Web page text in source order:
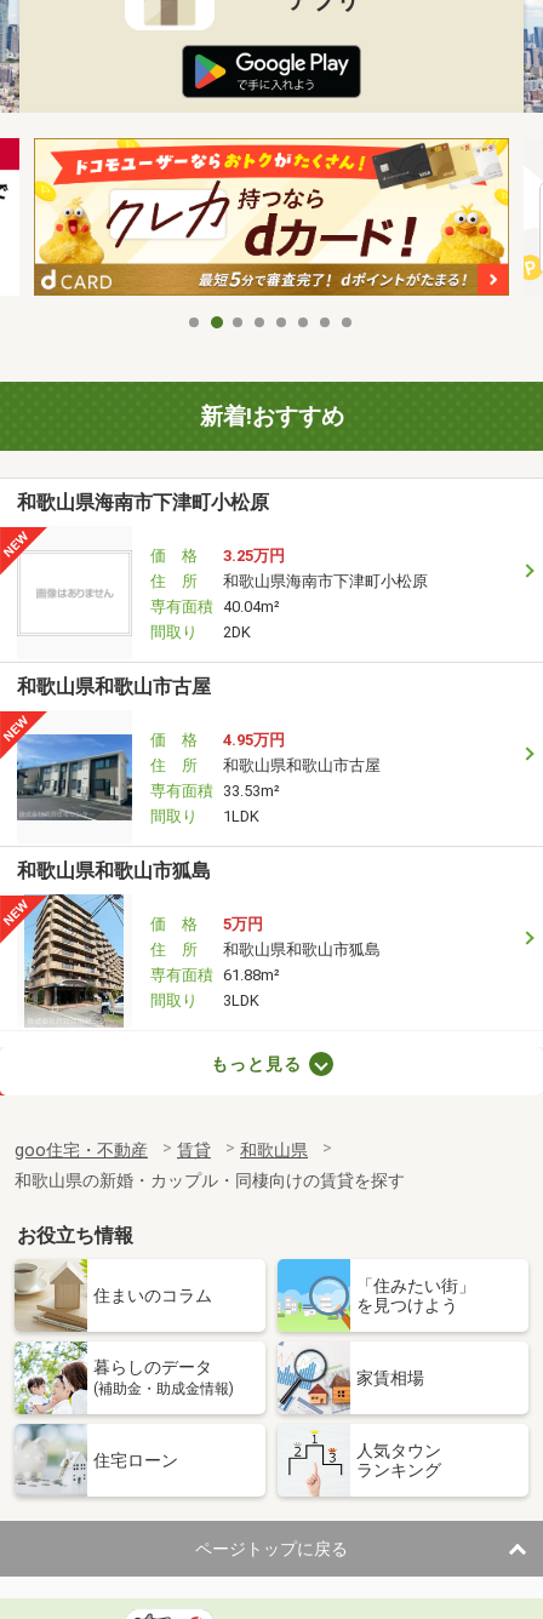
新着!おすすめ
和歌山県海南市下津町小松原
価 格
3.25万円
住 所
和歌山県海南市下津町小松原
専有面積 40.04m²
間取り
2DK
和歌山県和歌山市古屋
価 格
4.95万円
住 所
和歌山県和歌山市古屋
専有面積 33.53m²
間取り
1LDK
和歌山県和歌山市狐島
価 格
5万円
住 所
和歌山県和歌山市狐島
専有面積 61.88m²
間取り
3LDK
和歌山県和歌山市木ノ本
専有面積
23.6m²
間取り
1K
和歌山県和歌山市楠見中
価 格
4.50万円
和歌山県和歌山市楠見中
専有面積 22.35m²
間取り
和歌山県和歌山市毛見
住 所
和歌山県和歌山市毛見
専有面積 23.18m²
間取り
1K
和歌山県海南市名高
もっと見る
goo住宅・不動産 賃貸
和歌山県
和歌山県の新婚・カップル・同棲向けの賃貸を探す
お役立ち情報
住まいのコラム
「住みたい街」
を見つけよう
暮らしのデータ
(補助金・助成金情報)
家賃相場
住宅ローン
人気タウン
ランキング
ページトップに戻る